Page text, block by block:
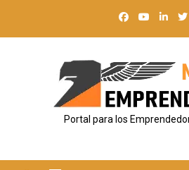
Portal para los